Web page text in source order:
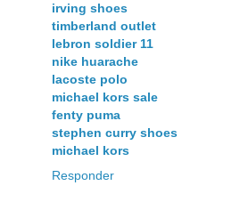
irving shoes
timberland outlet
lebron soldier 11
nike huarache
lacoste polo
michael kors sale
fenty puma
stephen curry shoes
michael kors
Responder